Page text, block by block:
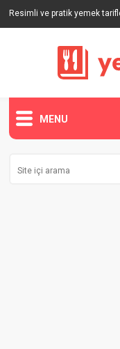
Resimli ve pratik yemek
MENU